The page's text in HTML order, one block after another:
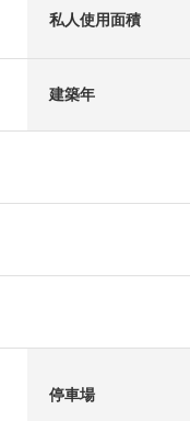
私人使用面積
建築年
停車場